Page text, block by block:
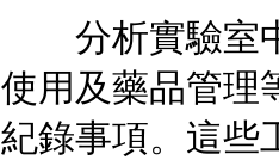
分析實驗室中
使用及藥品管理
紀錄事項。這些